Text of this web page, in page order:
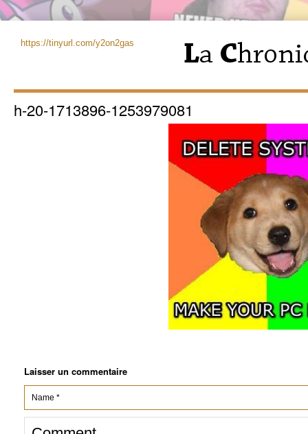
https://tinyurl.com/y2on2gas
h-20-1713896-1253979081
Laisser un commentaire